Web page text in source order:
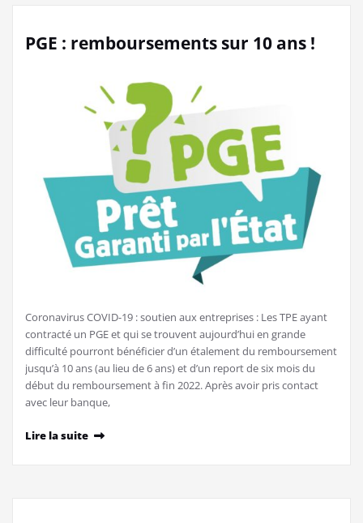
PGE : remboursements sur 10 ans !
Coronavirus COVID-19 : soutien aux entreprises : Les TPE ayant
contracté un PGE et qui se trouvent aujourd’hui en grande
difficulté pourront bénéficier d’un étalement du remboursement
jusqu’à 10 ans (au lieu de 6 ans) et d’un report de six mois du
début du remboursement à fin 2022. Après avoir pris contact
avec leur banque,
Lire la suite